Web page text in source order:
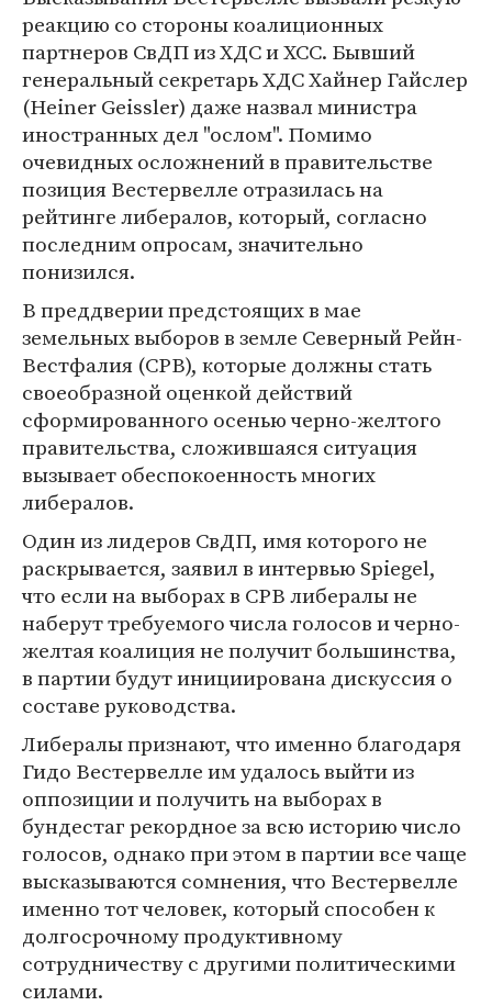
реакцию со стороны коалиционных
партнеров СвДП из ХДС и ХСС. Бывший
генеральный секретарь ХДС Хайнер Гайслер
(Heiner Geissler) даже назвал министра
иностранных дел "ослом". Помимо
очевидных осложнений в правительстве
позиция Вестервелле отразилась на
рейтинге либералов, который, согласно
последним опросам, значительно
понизился.
В преддверии предстоящих в мае
земельных выборов в земле Северный Рейн-
Вестфалия (СРВ), которые должны стать
своеобразной оценкой действий
сформированного осенью черно-желтого
правительства, сложившаяся ситуация
вызывает обеспокоенность многих
либералов.
Один из лидеров СвДП, имя которого не
раскрывается, заявил в интервью Spiegel,
что если на выборах в СРВ либералы не
наберут требуемого числа голосов и черно-
желтая коалиция не получит большинства,
в партии будут инициирована дискуссия о
составе руководства.
Либералы признают, что именно благодаря
Гидо Вестервелле им удалось выйти из
оппозиции и получить на выборах в
бундестаг рекордное за всю историю число
голосов, однако при этом в партии все чаще
высказываются сомнения, что Вестервелле
именно тот человек, который способен к
долгосрочному продуктивному
сотрудничеству с другими политическими
силами.